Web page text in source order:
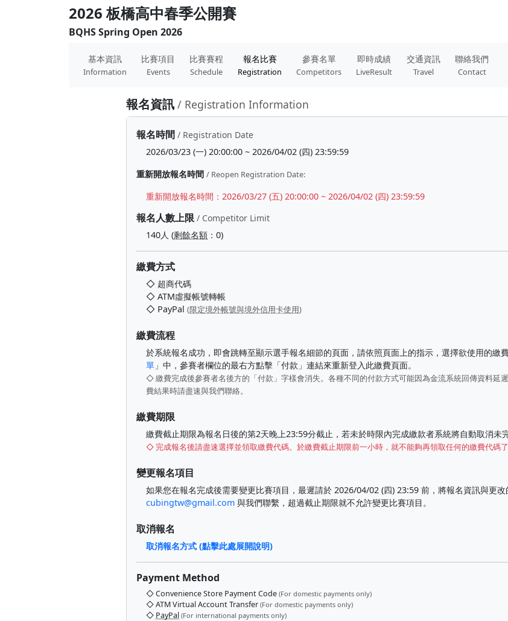
2026 板橋高中春季公開賽
BQHS Spring Open 2026
基本資訊
Information
比賽項目
Events
比賽賽程
Schedule
報名比賽
Registration
參賽名單
Competitors
即時成績
LiveResult
交通資訊
Travel
聯絡我們
Contact
報名資訊 / Registration Information
報名時間 / Registration Date
2026/03/23 (一) 20:00:00 ~ 2026/04/02 (四) 23:59:59
重新開放報名時間 / Reopen Registration Date:
重新開放報名時間：2026/03/27 (五) 20:00:00 ~ 2026/04/02 (四) 23:59:59
報名人數上限 / Competitor Limit
140人 (剩餘名額 ：0)
繳費方式
◇ 超商代碼
◇ ATM虛擬帳號轉帳
◇ PayPal (限定境外帳號與境外信用卡使用)
繳費流程
於系統報名成功，即會跳轉至顯示選手報名細節的頁面，請依照頁面上的指示，選擇欲使用的繳
單 」中，參賽者欄位的最右方點擊「付款」連結來重新登入此繳費頁面。
◇ 繳費完成後參賽者名後方的「付款」字樣會消失。各種不同的付款方式可能因為金流系統回傳資料延
費結果時請盡速與我們聯絡。
繳費期限
繳費截止期限為報名日後的第2天晚上23:59分截止，若未於時限內完成繳款者系統將自動取消未
◇ 完成報名後請盡速選擇並領取繳費代碼。於繳費截止期限前一小時，就不能夠再領取任何的繳費代碼
變更報名項目
如果您在報名完成後需要變更比賽項目，最遲請於 2026/04/02 (四) 23:59 前，將報名資訊與更
cubingtw@gmail.com 與我們聯繫，超過截止期限就不允許變更比賽項目。
取消報名
取消報名方式 (點擊此處展開說明)
Payment Method
◇ Convenience Store Payment Code (For domestic payments only)
◇ ATM Virtual Account Transfer (For domestic payments only)
◇ PayPal (For international payments only)